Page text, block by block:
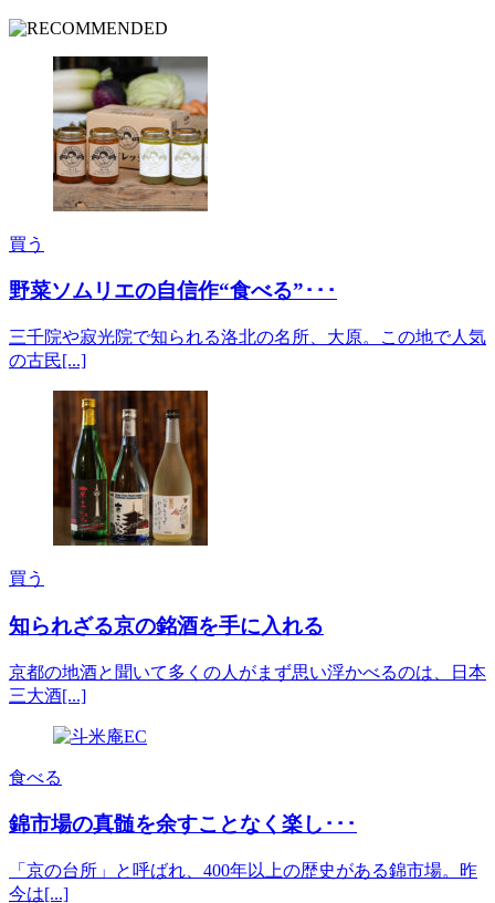
買う
野菜ソムリエの自信作“食べる”･･･
三千院や寂光院で知られる洛北の名所、大原。この地で人気
の古民[...]
買う
知られざる京の銘酒を手に入れる
京都の地酒と聞いて多くの人がまず思い浮かべるのは、日本
三大酒[...]
食べる
錦市場の真髄を余すことなく楽し･･･
「京の台所」と呼ばれ、400年以上の歴史がある錦市場。昨
今は[...]